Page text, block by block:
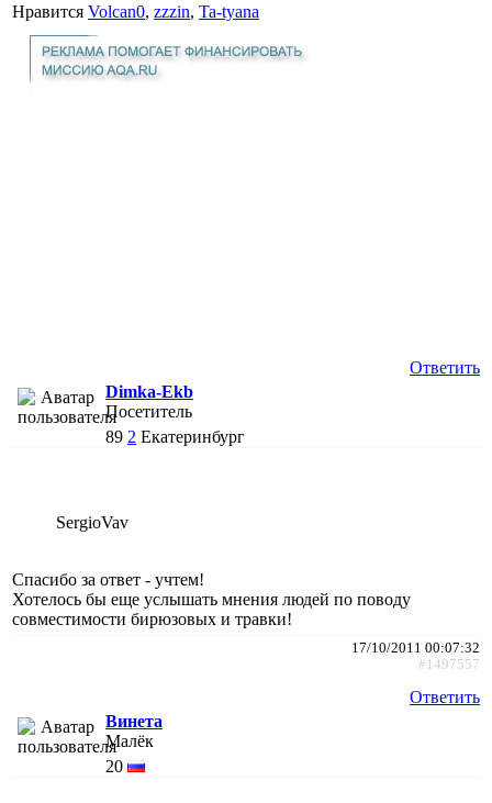
Нравится Volcan0, zzzin, Ta-tyana
Ответить
Dimka-Ekb
Посетитель
89 2 Екатеринбург
SergioVav
Спасибо за ответ - учтем!
Хотелось бы еще услышать мнения людей по поводу
совместимости бирюзовых и травки!
17/10/2011 00:07:32
#1497557
Ответить
Винета
Малёк
20